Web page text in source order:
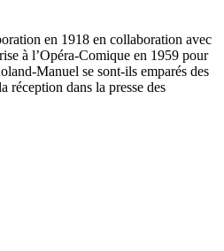
en 1918 en collaboration avec
à l’Opéra-Comique en 1959 pour
Manuel se sont-ils emparés des
réception dans la presse des